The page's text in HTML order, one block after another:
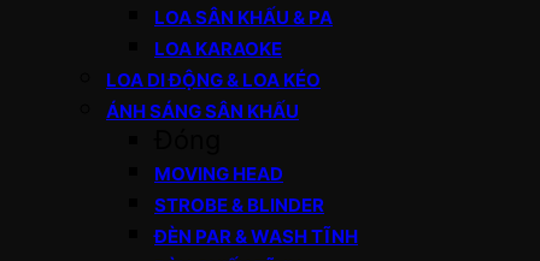
LOA SÂN KHẤU & PA
LOA KARAOKE
LOA DI ĐỘNG & LOA KÉO
ÁNH SÁNG SÂN KHẤU
MOVING HEAD
STROBE & BLINDER
ĐÈN PAR & WASH TĨNH